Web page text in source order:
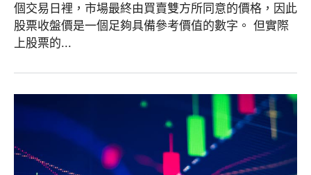
個交易日裡，市場最終由買賣雙方所同意的價格，因此
股票收盤價是一個足夠具備參考價值的數字。 但實際
上股票的...